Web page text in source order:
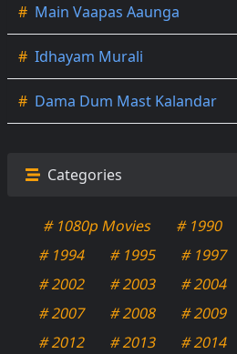
# Main Vaapas Aaunga
# Idhayam Murali
# Dama Dum Mast Kalandar
Categories
# 1080p Movies # 1990
# 1994
# 1995 # 1997
# 2002
# 2003 # 2004
# 2007
# 2008 # 2009
# 2012
# 2013 # 2014